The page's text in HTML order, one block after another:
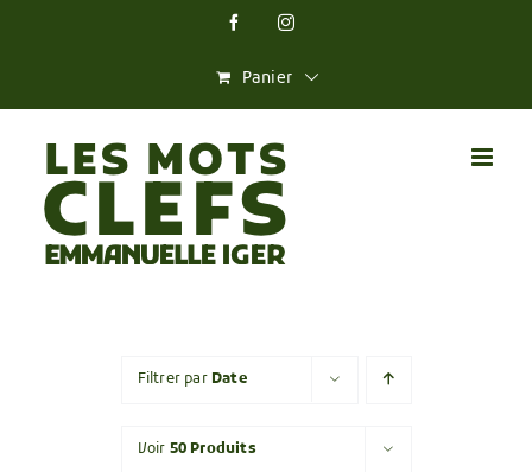
FacebookInstagram
Panier
Filtrer par Date
Voir 50 Produits